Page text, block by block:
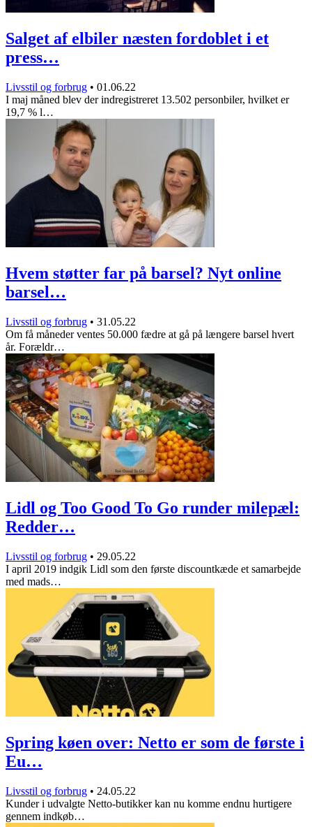
Salget af elbiler næsten fordoblet i et
press…
Livsstil og forbrug • 01.06.22
I maj måned blev der indregistreret 13.502 personbiler, hvilket er
19,7 % l…
Hvem støtter far på barsel? Nyt online
barsel…
Livsstil og forbrug • 31.05.22
Om få måneder ventes 50.000 fædre at gå på længere barsel hvert
år. Forældr…
Lidl og Too Good To Go runder milepæl:
Redder…
Livsstil og forbrug • 29.05.22
I april 2019 indgik Lidl som den første discountkæde et samarbejde
med mads…
Spring køen over: Netto er som de første i
Eu…
Livsstil og forbrug • 24.05.22
Kunder i udvalgte Netto-butikker kan nu komme endnu hurtigere
gennem indkøb…